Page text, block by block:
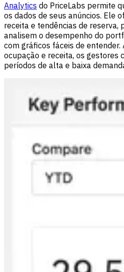
Analytics do PriceLabs permite
os dados de seus anúncios. Ele
receita e tendências de reserva,
analisem o desempenho do
com gráficos fáceis de entender.
ocupação e receita, os gestores
períodos de alta e baixa